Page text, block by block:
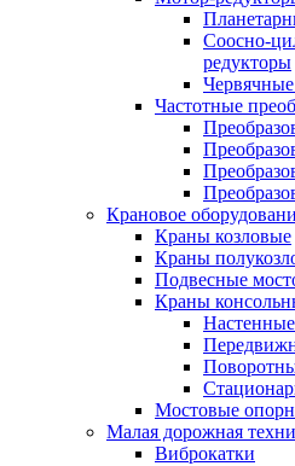
Соосно-
редукторы
Частотные
Крановое
Краны козловые
Краны
Подвесные
Краны
Мостовые
Малая дорожная
Виброкатки